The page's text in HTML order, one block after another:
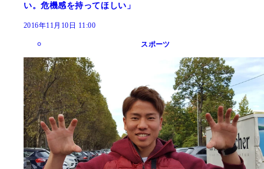
い。危機感を持ってほしい」
2016年11月10日 11:00
スポーツ